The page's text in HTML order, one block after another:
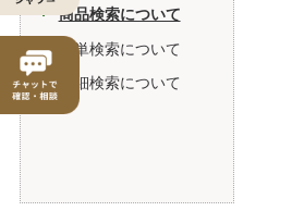
商品検索について
簡単検索について
詳細検索について